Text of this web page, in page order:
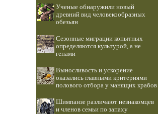
Ученые обнаружили новый
древний вид человекообразных
обезьян
Сезонные миграции копытных
определяются культурой, а не
генами
Выносливость и ускорение
оказались главными критериями
полового отбора у манящих крабов
Шимпанзе различают незнакомцев
и членов семьи по запаху